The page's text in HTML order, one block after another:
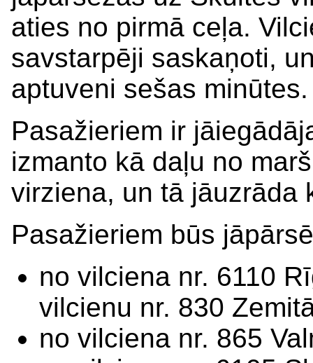
aties no pirmā ceļa.
savstarpēji saskaņoti,
aptuveni sešas minūtes.
Pasažieriem ir
izmanto kā daļu no
virziena, un tā jāuzrāda
Pasažieriem būs
no vilciena nr. 6110
vilcienu nr. 830
no vilciena nr. 865